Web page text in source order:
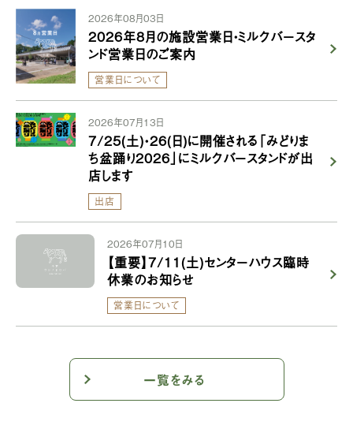
2026年08月03日
2026年8月の施設営業日・ミルクバースタ
ンド営業日のご案内
営業日について
2026年07月13日
7/25(土)・26(日)に開催される「みどりま
ち盆踊り2026」にミルクバースタンドが出
店します
出店
2026年07月10日
【重要】7/11(土)センターハウス臨時
休業のお知らせ
営業日について
一覧をみる